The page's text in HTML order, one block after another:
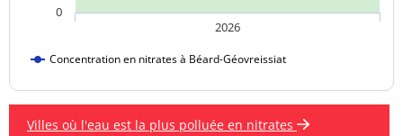
Concentration en nitrates à Béard-Géovreissiat
2026
0
Villes où l'eau est la plus polluée en nitrates